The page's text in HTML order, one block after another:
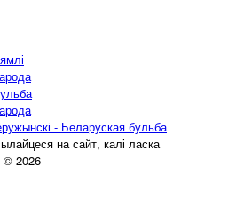
- Беларуская бульба
на сайт, калі ласка
© 2026